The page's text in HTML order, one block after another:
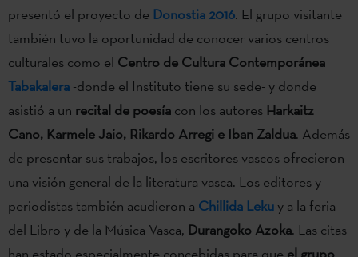
presentó el proyecto de Donostia 2016. El grupo visitante
también tuvo la oportunidad de conocer varios centros
culturales como el Centro de Cultura Contemporánea
Tabakalera -donde el Instituto tiene su sede- y donde
asistió a un recital de poesía con los autores Harkaitz
Cano, Karmele Jaio, Rikardo Arregi e Iban Zaldua. Además
de presentar sus trabajos, los escritores vascos ofrecieron
una visión general de la literatura vasca. Los editores y
periodistas también acudieron a Chillida Leku y a la feria
del Libro y de la Música Vasca, Durangoko Azoka. Las citas
han estado especialmente concebidas para que el grupo